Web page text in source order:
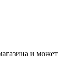
и может